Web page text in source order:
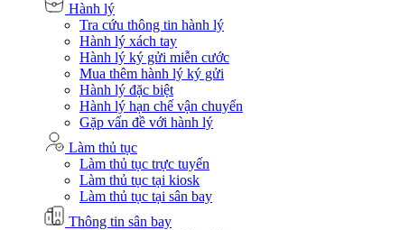
Hành lý
Tra cứu thông tin hành lý
Hành lý xách tay
Hành lý ký gửi miễn cước
Mua thêm hành lý ký gửi
Hành lý đặc biệt
Hành lý hạn chế vận chuyển
Gặp vấn đề với hành lý
Làm thủ tục
Làm thủ tục trực tuyến
Làm thủ tục tại kiosk
Làm thủ tục tại sân bay
Thông tin sân bay